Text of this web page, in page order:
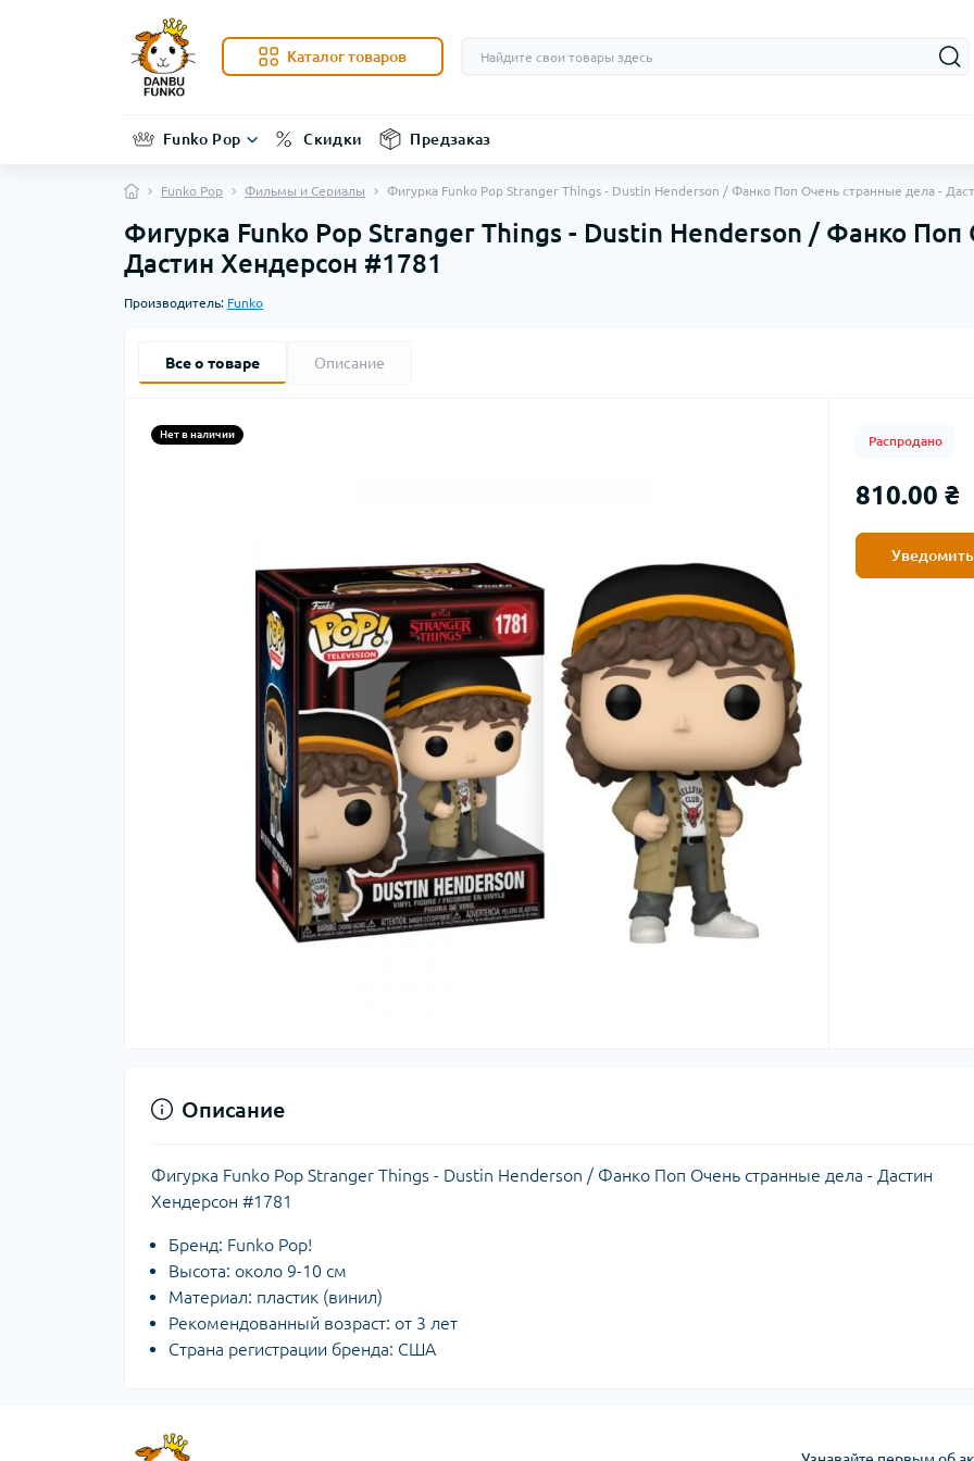
Каталог товаров
Funko Pop Скидки Предзаказ
Funko Pop Фильмы и Сериалы Фигурка Funko Pop Stranger Things - Dustin Henderson / Фанко Поп Очень странные дела -
Фигурка Funko Pop Stranger Things - Dustin Henderson / Фанко
Дастин Хендерсон #1781
Производитель: Funko
Все о товаре Описание
Нет в наличии Распродано
810.00 ₴
Описание
Фигурка Funko Pop Stranger Things - Dustin Henderson / Фанко Поп Очень странные дела - Дастин
Хендерсон #1781
Бренд: Funko Pop!
Высота: около 9-10 см
Материал: пластик (винил)
Рекомендованный возраст: от 3 лет
Страна регистрации бренда: США